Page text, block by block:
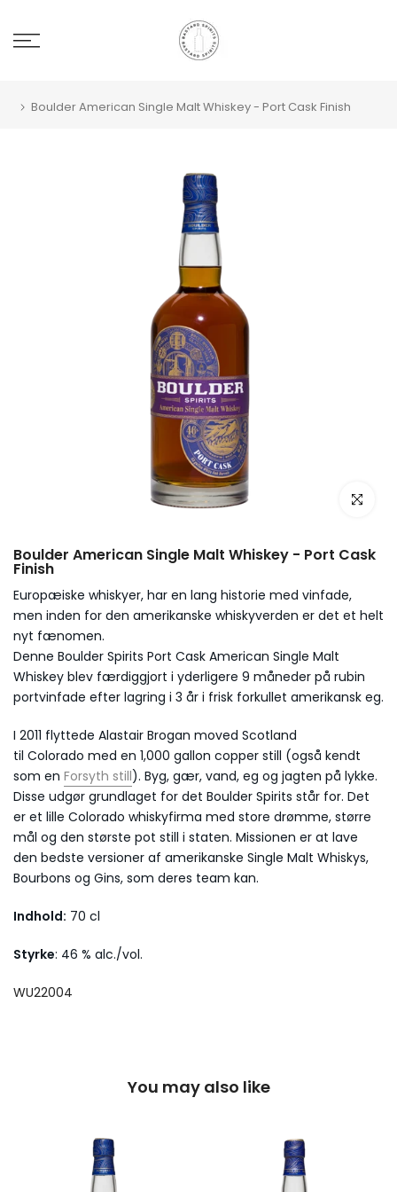
Boulder American Single Malt Whiskey - Port Cask Finish
Boulder American Single Malt Whiskey - Port Cask
Finish
Europæiske whiskyer, har en lang historie med vinfade,
men inden for den amerikanske whiskyverden er det et helt
nyt fænomen.
Denne Boulder Spirits Port Cask American Single Malt
Whiskey blev færdiggjort i yderligere 9 måneder på rubin
portvinfade efter lagring i 3 år i frisk forkullet amerikansk eg.
I 2011 flyttede Alastair Brogan moved Scotland
til Colorado med en 1,000 gallon copper still (også kendt
som en Forsyth still). Byg, gær, vand, eg og jagten på lykke.
Disse udgør grundlaget for det Boulder Spirits står for. Det
er et lille Colorado whiskyfirma med store drømme, større
mål og den største pot still i staten. Missionen er at lave
den bedste versioner af amerikanske Single Malt Whiskys,
Bourbons og Gins, som deres team kan.
Indhold: 70 cl
Styrke: 46 % alc./vol.
WU22004
You may also like